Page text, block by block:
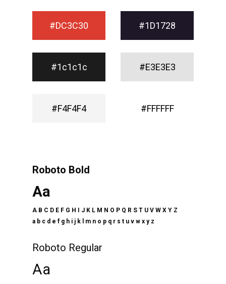
#DC3C30 #1D1728
#1c1c1c #E3E3E3
#F4F4F4 #FFFFFF
Roboto Bold
Aa
A B C D E F G H I J K L M N O P Q R S T U V W X Y Z
a b c d e f g h i j k l m n o p q r s t u v w x y z
Roboto Regular
Aa